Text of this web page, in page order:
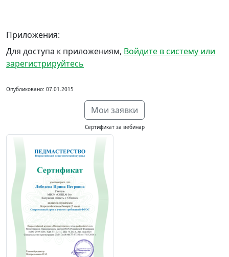
Приложения:
Для доступа к приложениям, Войдите в систему или
зарегистрируйтесь
Опубликовано: 07.01.2015
Мои заявки
Сертификат за вебинар